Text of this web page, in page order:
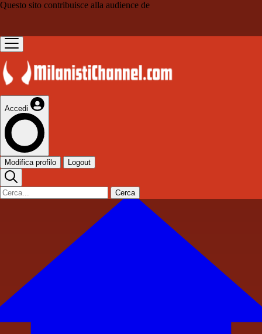
Questo sito contribuisce alla audience de
Accedi
Modifica profilo Logout
Cerca